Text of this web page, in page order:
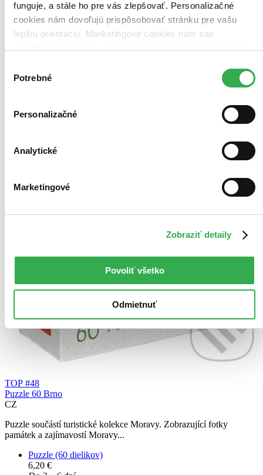
funguje, a stále ho pre vás zlepšovať. Personalizačné
cookies nám dovoľujú prispôsobovať stránku pre vašu
lepšiu orientáciu. Marketingové cookies nám zas
keby sme mohli používať všetky tieto cookies. Ďakujeme!
súhlasu
Potrebné
Personalizačné
Analytické
Marketingové
Zobraziť detaily
Povoliť všetko
Odmietnuť
TOP #48
Puzzle 60 Brno
CZ
Puzzle součástí turistické kolekce Moravy. Zobrazující fotky
památek a zajímavostí Moravy...
Puzzle (60 dielikov)
6,20 €